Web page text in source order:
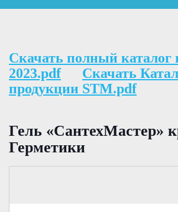
Скачать полный каталог
2023.pdf
Скачать
продукции STM.pdf
Гель «СантехМастер»
Герметики